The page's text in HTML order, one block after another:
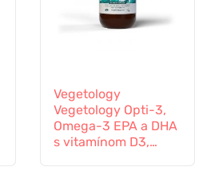
Vegetology
Vegetology Opti-3,
Omega-3 EPA a DHA
s vitamínom D3,